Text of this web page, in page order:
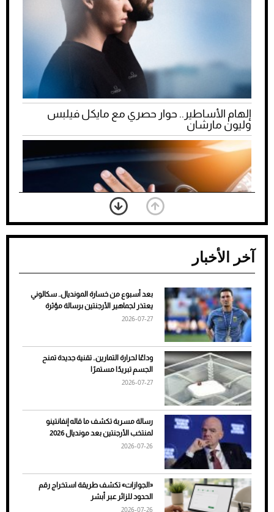
إلهام الأساطير.. حوار حصري مع مايكل فيلبس
وليون مارشان
ضعف تبريد مكيف السيارة عند الوقوف.. أشهر
الأسباب والحلول
7 نصائح لاختيار لون البنطلون المناسب للقميص
الأسود
آخر الأخبار
بعد أسبوع من خسارة المونديال.. سكالوني
يعتذر لجماهير الأرجنتين برسالة مؤثرة
2026-07-27
وداعًا لحرارة التمارين.. تقنية جديدة تمنح
الجسم تبريدًا مستمرًا
2026-07-27
رسالة مسربة تكشف ما قاله إنفانتينو
لمنتخب الأرجنتين بعد مونديال 2026
2026-07-26
«الجوازات» تكشف طريقة استخراج رقم
الحدود للزائر عبر أبشر
2026-07-26